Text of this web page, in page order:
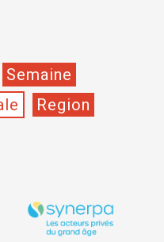
Semaine
Region